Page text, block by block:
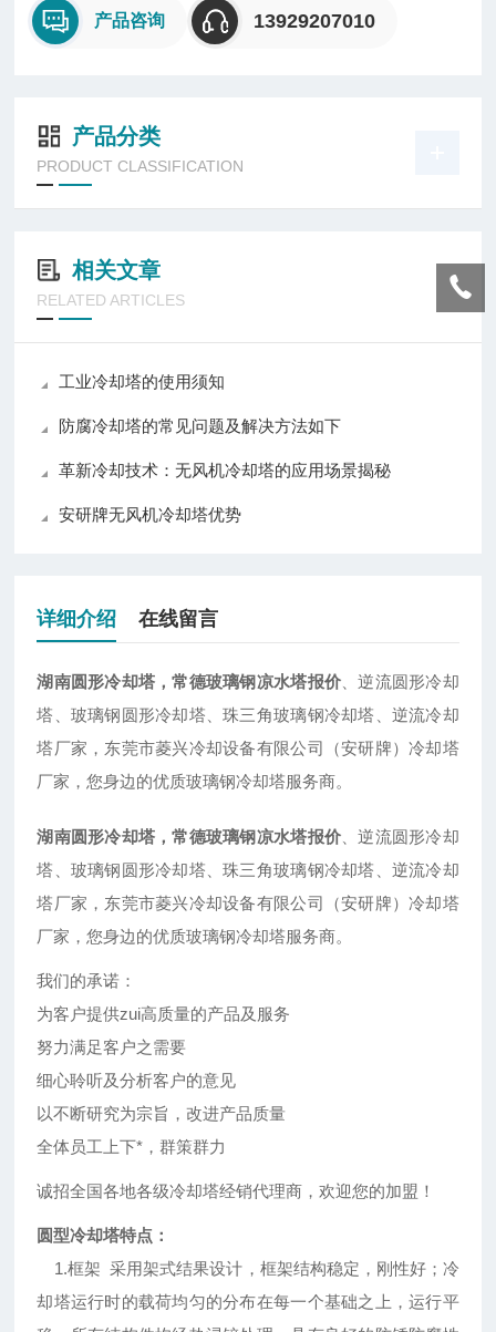
产品咨询 13929207010
产品分类
PRODUCT CLASSIFICATION
相关文章
RELATED ARTICLES
工业冷却塔的使用须知
防腐冷却塔的常见问题及解决方法如下
革新冷却技术：无风机冷却塔的应用场景揭秘
安研牌无风机冷却塔优势
详细介绍 在线留言
湖南圆形冷却塔，常德玻璃钢凉水塔报价 、逆流圆形冷却
塔、玻璃钢圆形冷却塔、珠三角玻璃钢冷却塔、逆流冷却
塔厂家，东莞市菱兴冷却设备有限公司（安研牌）冷却塔
厂家，您身边的优质玻璃钢冷却塔服务商。
湖南圆形冷却塔，常德玻璃钢凉水塔报价 、逆流圆形冷却
塔、玻璃钢圆形冷却塔、珠三角玻璃钢冷却塔、逆流冷却
塔厂家，东莞市菱兴冷却设备有限公司（安研牌）冷却塔
厂家，您身边的优质玻璃钢冷却塔服务商。
我们的承诺：
为客户提供zui高质量的产品及服务
努力满足客户之需要
细心聆听及分析客户的意见
以不断研究为宗旨，改进产品质量
全体员工上下*，群策群力
诚招全国各地各级冷却塔经销代理商，欢迎您的加盟！
圆型冷却塔特点：
1.框架 采用架式结果设计，框架结构稳定，刚性好；冷
却塔运行时的载荷均匀的分布在每一个基础之上，运行平